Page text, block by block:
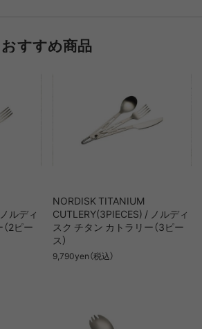
おすすめ商品
ルディ
2ピー
NORDISK TITANIUM
CUTLERY(3PIECES) / ノルディ
スク チタン カトラリー（3ピー
ス）
9,790yen（税込）